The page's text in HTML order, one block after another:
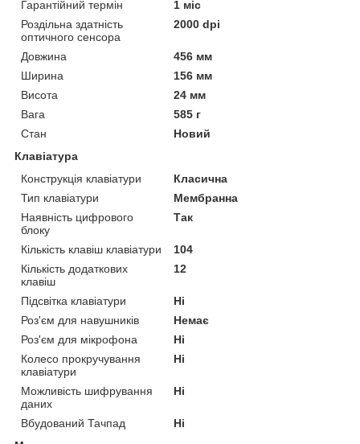
Гарантійний термін
1 міс
Роздільна здатність
оптичного сенсора
2000 dpi
Довжина
456 мм
Ширина
156 мм
Висота
24 мм
Вага
585 г
Стан
Новий
Клавіатура
Конструкція клавіатури
Класична
Тип клавіатури
Мембранна
Наявність цифрового
блоку
Так
Кількість клавіш клавіатури
104
Кількість додаткових
клавіш
12
Підсвітка клавіатури
Ні
Роз'єм для навушників
Немає
Роз'єм для мікрофона
Ні
Колесо прокручування
клавіатури
Ні
Можливість шифрування
даних
Ні
Вбудований Тачпад
Ні